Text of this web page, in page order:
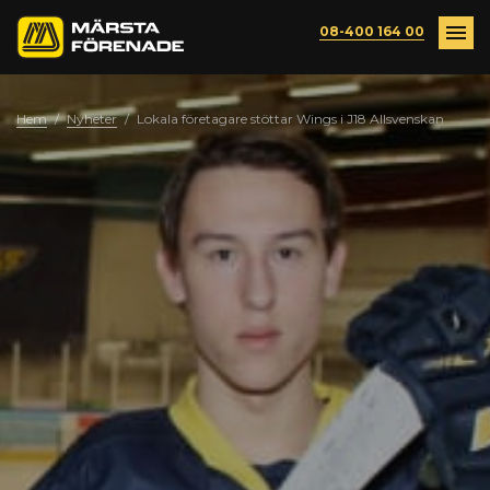
Märsta
Förenade
Växla
Ring:
08-400 164 00
Växla
Hem / Nyheter / Lokala företagare stöttar Wings i J18 Allsvenskan